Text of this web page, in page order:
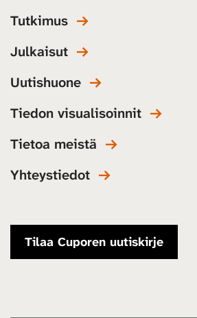
Tutkimus
Julkaisut
Uutishuone
Tiedon visualisoinnit
Tietoa meistä
Yhteystiedot
Tilaa Cuporen uutiskirje